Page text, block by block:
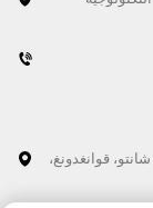
قوانغدونغ،